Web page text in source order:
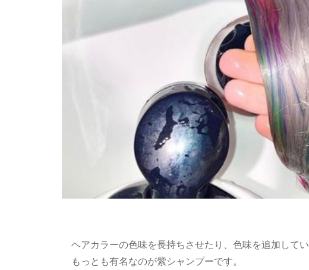
ヘアカラーの色味を長持ちさせたり、色味を追加して
もっとも有名なのが紫シャンプーです。